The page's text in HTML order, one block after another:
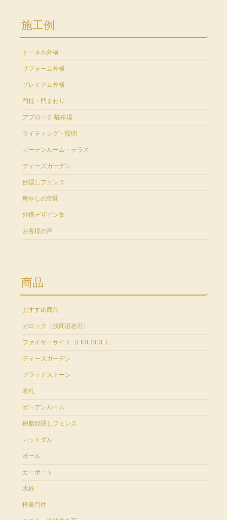
施工例
トータル外構
リフォーム外構
プレミアム外構
門柱・門まわり
アプローチ 駐車場
ライティング・照明
ガーデンルーム・テラス
ディーズガーデン
目隠しフェンス
癒やしの空間
外構デザイン集
お客様の声
商品
おすすめ商品
ガロック（浅間溶岩石）
ファイヤーサイド（FIRESIDE）
ディーズガーデン
ブラッドストーン
表札
ガーデンルーム
樹脂目隠しフェンス
カットダル
ポール
カーポート
水栓
軽量門柱